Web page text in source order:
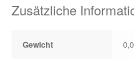
Zusätzliche
Gewicht